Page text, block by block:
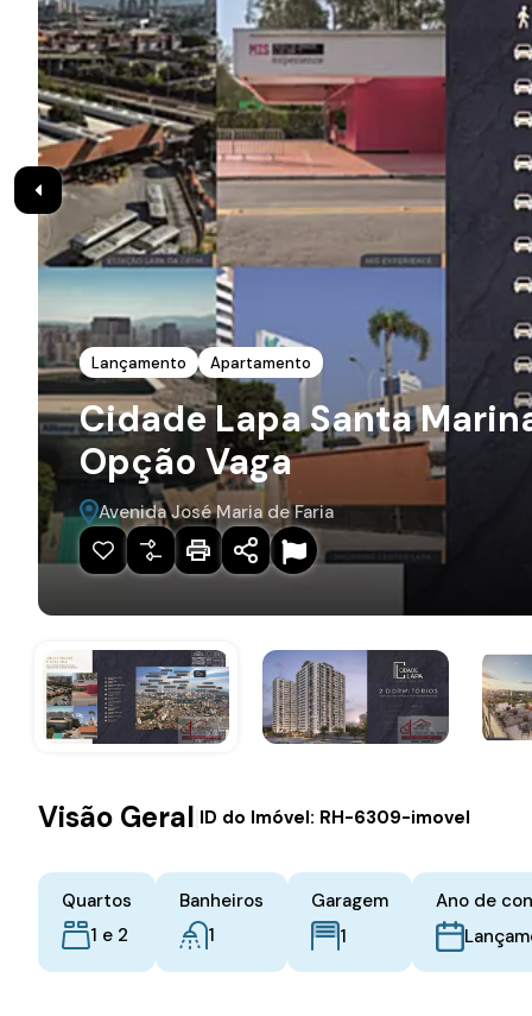
Lançamento Apartamento
Cidade Lapa Santa
Opção Vaga
Avenida José Maria de Faria
Visão Geral ID do Imóvel: RH-6309-imovel
Quartos
1 e 2
Banheiros
1
Garagem
1
Ano de